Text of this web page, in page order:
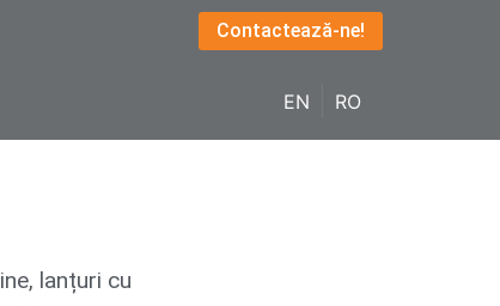
Contactează-ne!
EN RO
lanțuri cu